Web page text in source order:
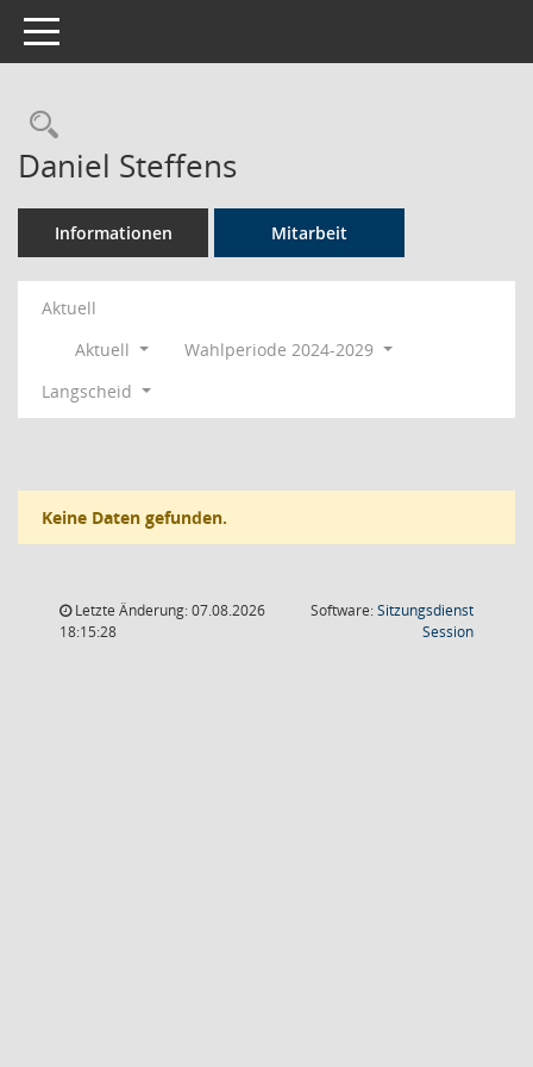
Toggle navigation
Rechercheauswahl
Daniel Steffens
Informationen Mitarbeit
Aktuell
Aktuell
Wahlperiode 2024-2029
Langscheid
Keine Daten gefunden.
Letzte Änderung: 07.08.2026
18:15:28
Software:Sitzungsdienst
Session(Wird in